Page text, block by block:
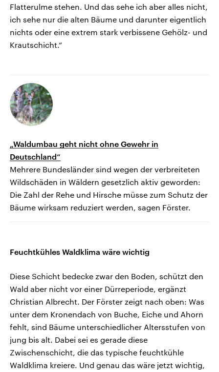
Flatterulme stehen. Und das sehe ich aber alles nicht,
ich sehe nur die alten Bäume und darunter eigentlich
nichts oder eine extrem stark verbissene Gehölz- und
Krautschicht.“
„Waldumbau geht nicht ohne Gewehr in
Deutschland“
Mehrere Bundesländer sind wegen der verbreiteten
Wildschäden in Wäldern gesetzlich aktiv geworden:
Die Zahl der Rehe und Hirsche müsse zum Schutz der
Bäume wirksam reduziert werden, sagen Förster.
Feuchtkühles Waldklima wäre wichtig
Diese Schicht bedecke zwar den Boden, schützt den
Wald aber nicht vor einer Dürreperiode, ergänzt
Christian Albrecht. Der Förster zeigt nach oben: Was
unter dem Kronendach von Buche, Eiche und Ahorn
fehlt, sind Bäume unterschiedlicher Altersstufen von
jung bis alt. Dabei sei es gerade diese
Zwischenschicht, die das typische feuchtkühle
Waldklima kreiere. Und genau das wäre jetzt wichtig,